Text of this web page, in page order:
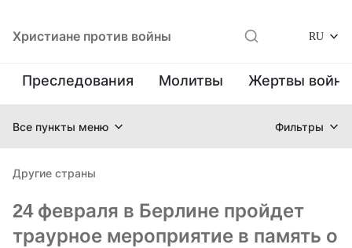
Христиане против войны RU
Преследования Молитвы Жертвы
Все пункты меню Фильтры
Другие страны
24 февраля в Берлине пройдет
траурное мероприятие в память о